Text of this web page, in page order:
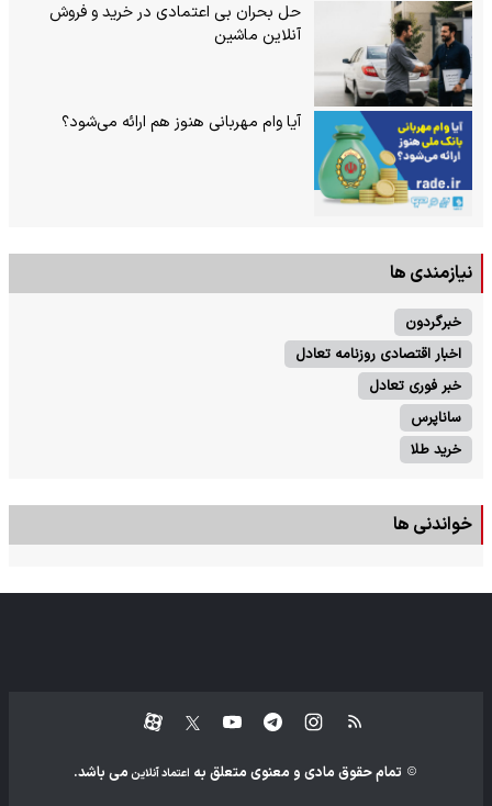
حل بحران بی‌ اعتمادی در خرید و فروش
آنلاین ماشین
آیا وام مهربانی هنوز هم ارائه می‌شود؟
نیازمندی ها
خبرگردون
اخبار اقتصادی روزنامه تعادل
خبر فوری تعادل
ساناپرس
خرید طلا
خواندنی ها
تمام حقوق مادی و معنوی متعلق به اعتماد آنلاین می باشد.